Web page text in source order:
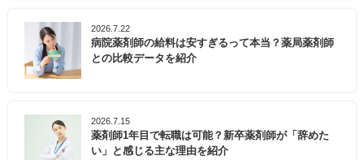
2026.7.22
病院薬剤師の給料は安すぎるって本当？薬局薬剤師
との比較データを紹介
2026.7.15
薬剤師1年目で転職は可能？新卒薬剤師が「辞めた
い」と感じる主な理由を紹介